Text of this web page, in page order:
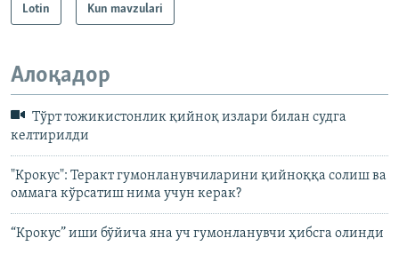
Lotin Kun mavzulari
Алоқадор
Тўрт тожикистонлик қийноқ излари билан судга
келтирилди
"Крокус": Теракт гумонланувчиларини қийноққа солиш ва
оммага кўрсатиш нима учун керак?
“Крокус” иши бўйича яна уч гумонланувчи ҳибсга олинди